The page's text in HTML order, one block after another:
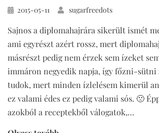
Közzétéve
2015-05-11 sugarfreedots
Sajnos a diplomahajrára sikerült ismét
ami egyrészt azért rossz, mert
másrészt pedig nem érzek sem ízeket
immáron negyedik napja, így főzni-sütni
tudok, mert minden ízlelésem kimerül
ez valami édes ez pedig valami sós. 🙁
azokból a receptekből válogatok,…